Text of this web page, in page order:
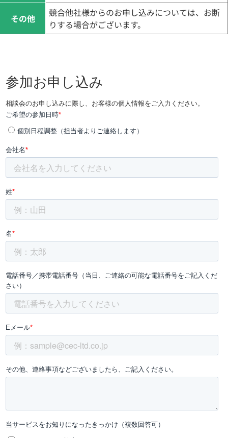
その他
競合他社様からのお申し込みについては、お断
りする場合がございます。